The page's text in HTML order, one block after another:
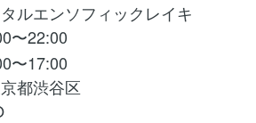
ルエンソフィックレイキ
〜22:00
〜17:00
都渋谷区